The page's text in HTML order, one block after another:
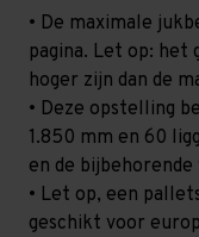
• De maximale
pagina. Let op: het
hoger zijn dan de
• Deze opstelling
1.850 mm en 60
en de
• Let op, een
geschikt voor